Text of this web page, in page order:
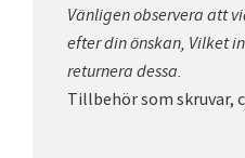
Vänligen observera att
efter din önskan, Vilket
returnera dessa.
Tillbehör som skruvar,